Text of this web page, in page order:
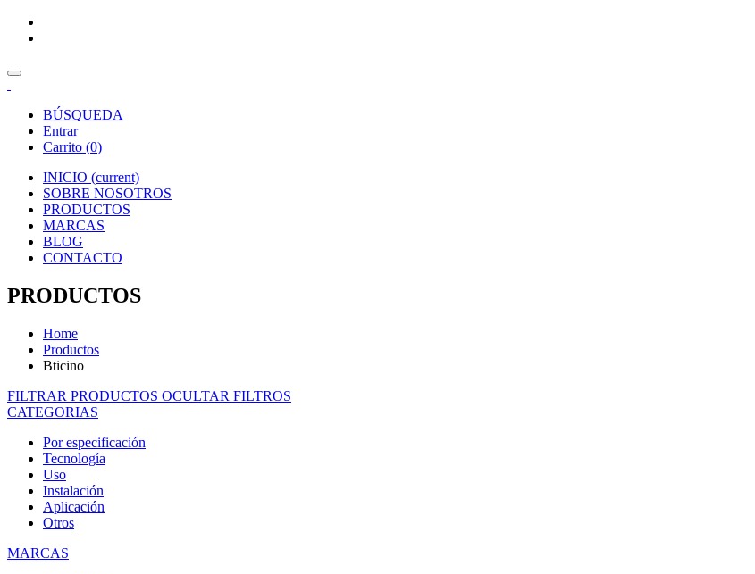
BÚSQUEDA
Entrar
Carrito (0)
INICIO (current)
SOBRE NOSOTROS
PRODUCTOS
MARCAS
BLOG
CONTACTO
PRODUCTOS
Home
Productos
Bticino
FILTRAR PRODUCTOS OCULTAR FILTROS
CATEGORIAS
Por especificación
Tecnología
Uso
Instalación
Aplicación
Otros
MARCAS